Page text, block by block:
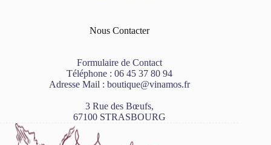
Nous Contacter
Formulaire de Contact
Téléphone : 06 45 37 80 94
Adresse Mail : boutique@vinamos.fr
3 Rue des Bœufs,
67100 STRASBOURG